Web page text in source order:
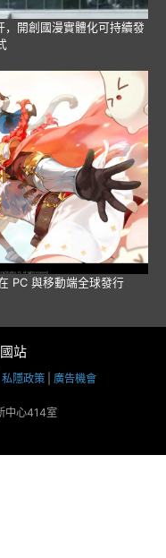
，開創國漫實體化可持續發
PC 與移動端全球發行
站
私隱政策 廣告機會
中心414室